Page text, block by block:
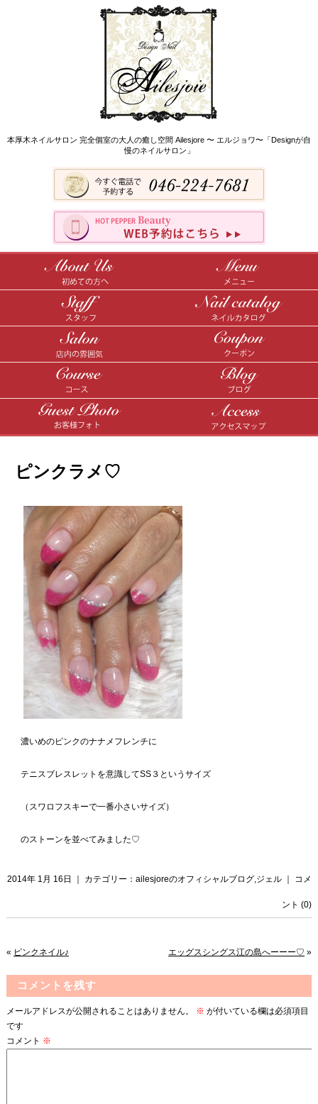
本厚木ネイルサロン 完全個室の大人の癒し空間 Ailesjore 〜 エルジョワ〜「Designが自
慢のネイルサロン」
ピンクラメ♡
濃いめのピンクのナナメフレンチに
テニスブレスレットを意識してSS３というサイズ
（スワロフスキーで一番小さいサイズ）
のストーンを並べてみました♡
2014年 1月 16日 ｜ カテゴリー：ailesjoreのオフィシャルブログ,ジェル コメ
ント (0)
« ピンクネイル♪ エッグスシングス江の島へーーー♡ »
コメントを残す
メールアドレスが公開されることはありません。 ※ が付いている欄は必須項目
です
コメント ※